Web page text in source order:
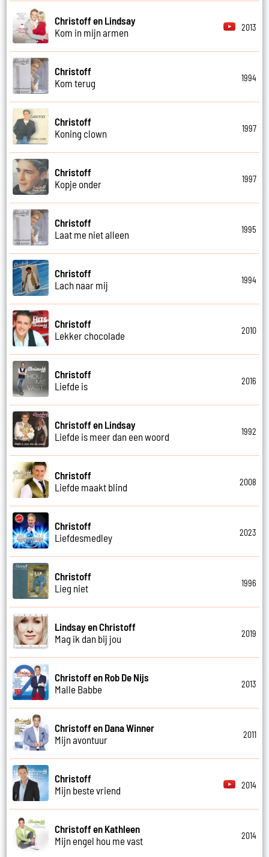
Christoff en Lindsay
Kom in mijn armen
2013
Christoff
Kom terug
1994
Christoff
Koning clown
1997
Christoff
Kopje onder
1997
Christoff
Laat me niet alleen
1995
Christoff
Lach naar mij
1994
Christoff
Lekker chocolade
2010
Christoff
Liefde is
2016
Christoff en Lindsay
Liefde is meer dan een woord
1992
Christoff
Liefde maakt blind
2008
Christoff
Liefdesmedley
2023
Christoff
Lieg niet
1996
Lindsay en Christoff
Mag ik dan bij jou
2019
Christoff en Rob De Nijs
Malle Babbe
2013
Christoff en Dana Winner
Mijn avontuur
2011
Christoff
Mijn beste vriend
2014
Christoff en Kathleen
Mijn engel hou me vast
2014